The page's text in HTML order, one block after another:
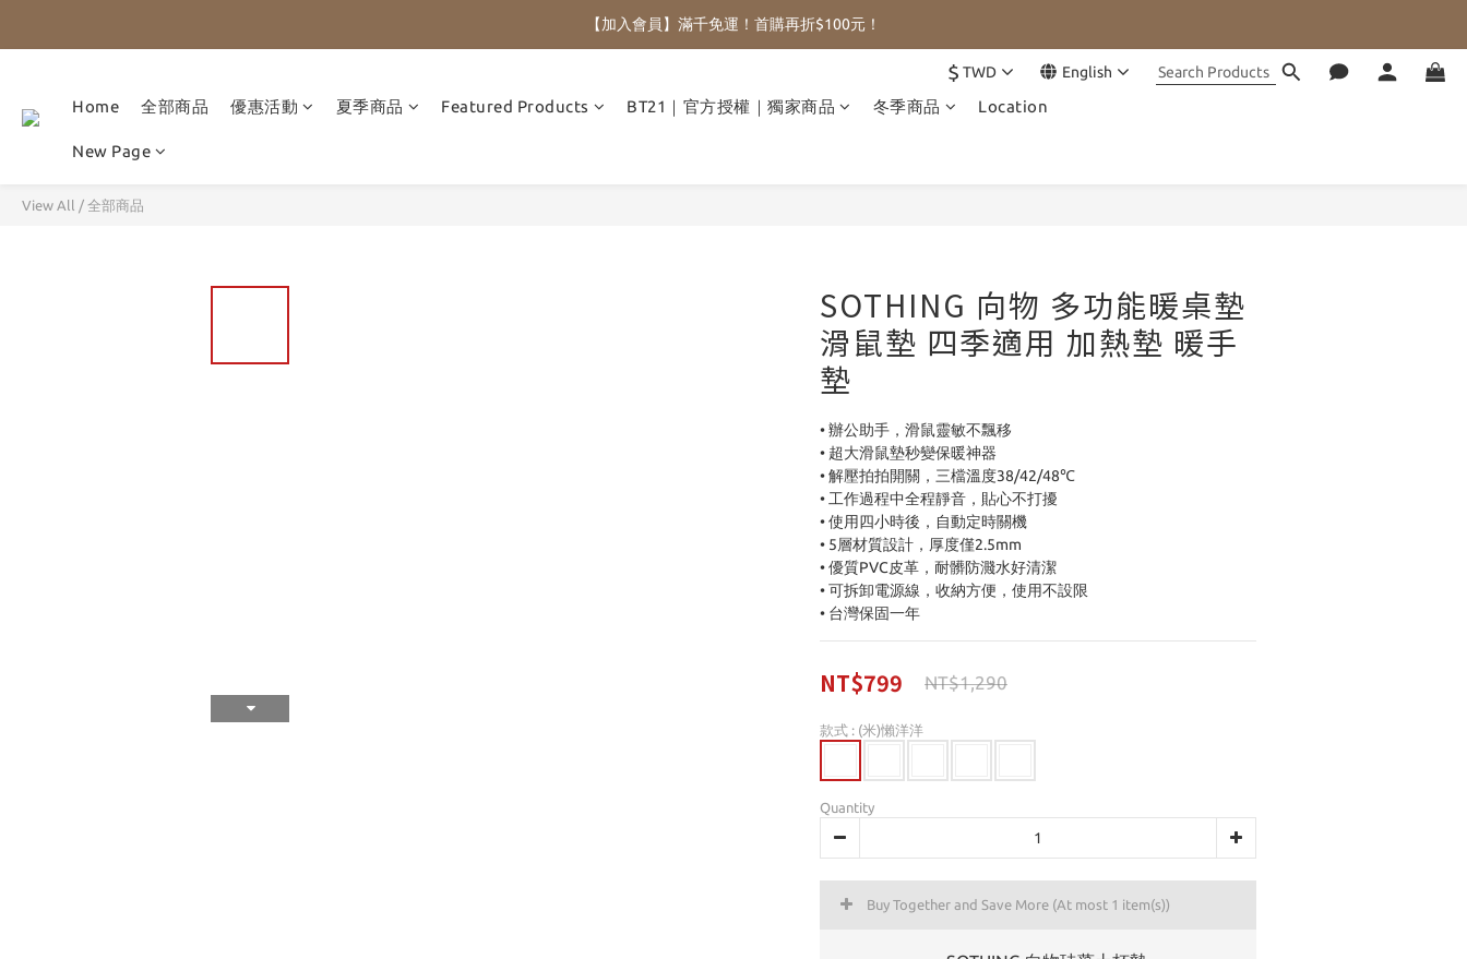
【加入會員】滿千免運！首購再折$100元！
$ TWD English
Home 全部商品 優惠活動 夏季商品 Featured Products BT21｜官方授權｜獨家商品 冬季商品 Location
New Page
View All / 全部商品
SOTHING 向物 多功能暖桌墊
滑鼠墊 四季適用 加熱墊 暖手
墊
• 辦公助手，滑鼠靈敏不飄移
• 超大滑鼠墊秒變保暖神器
• 解壓拍拍開關，三檔溫度38/42/48℃
• 工作過程中全程靜音，貼心不打擾
• 使用四小時後，自動定時關機
• 5層材質設計，厚度僅2.5mm
• 優質PVC皮革，耐髒防濺水好清潔
• 可拆卸電源線，收納方便，使用不設限
• 台灣保固一年
NT$799 NT$1,290
款式 : (米)懶洋洋
Quantity
Buy Together and Save More (At most 1 item(s))